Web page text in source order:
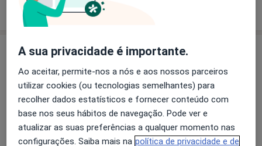
Solicite um atendimento
Dra. Joana Cordeiro Dias
A sua privacidade é importante.
Ao aceitar, permite-nos a nós e aos nossos parceiros
utilizar cookies (ou tecnologias semelhantes) para
recolher dados estatísticos e fornecer conteúdo com
base nos seus hábitos de navegação. Pode ver e
atualizar as suas preferências a qualquer momento nas
configurações. Saiba mais na política de privacidade e de